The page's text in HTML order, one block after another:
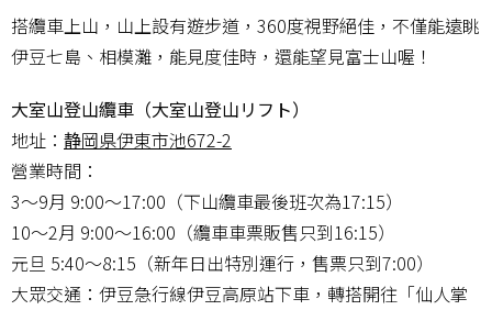
搭纜車上山，山上設有遊步道，360度視野絕佳，不僅能遠眺
伊豆七島、相模灘，能見度佳時，還能望見富士山喔！
大室山登山纜車（大室山登山リフト）
地址： 静岡県伊東市池672-2
營業時間：
3～9月 9:00～17:00（下山纜車最後班次為17:15）
10～2月 9:00～16:00（纜車車票販售只到16:15）
元旦 5:40～8:15（新年日出特別運行，售票只到7:00）
大眾交通：伊豆急行線伊豆高原站下車，轉搭開往「仙人掌